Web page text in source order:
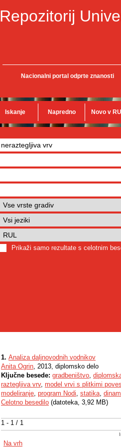
Repozitorij
Nacionalni portal odprte znanosti
Iskanje Napredno Novo v
Prikaži samo rezultate s celotnim
1 - 1 / 1
1. Analiza daljnovodnih vodnikov
Anita Ogrin, 2013, diplomsko delo
Ključne besede: gradbeništvo,
raztegljiva vrv, model vrvi s plitkimi
modeliranje, program Nodi, statika,
Celotno besedilo (datoteka, 3,92 MB)
Na vrh